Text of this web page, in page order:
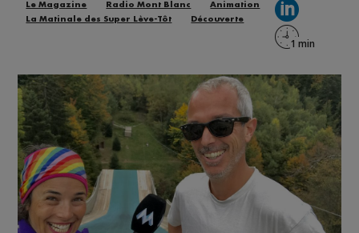
Le Magazine Radio Mont Blanc
Animation
La Matinale des Super Lève-Tôt
Découverte